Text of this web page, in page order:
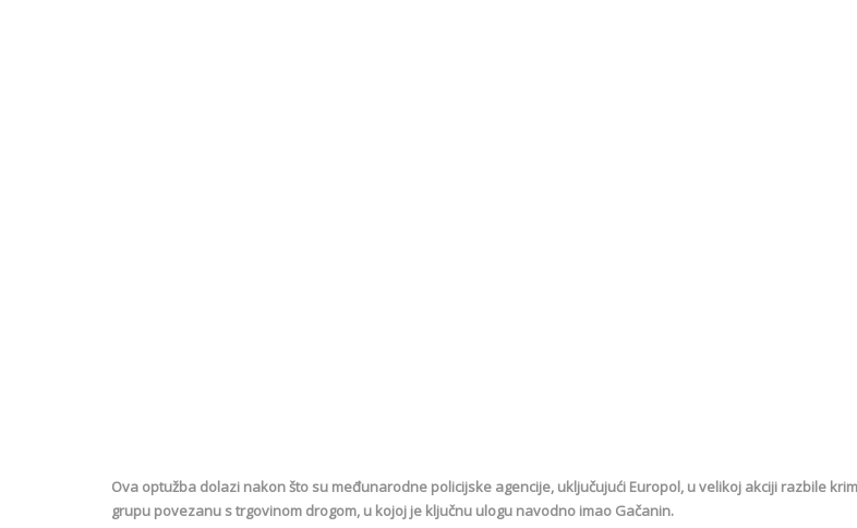
Ova optužba dolazi nakon što su međunarodne policijske agencije, uključujući Europol, u velikoj akciji razbile
grupu povezanu s trgovinom drogom, u kojoj je ključnu ulogu navodno imao Gačanin.